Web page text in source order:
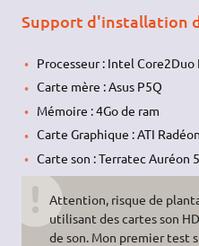
Support d'installation
Processeur : Intel Core2Duo
Carte mère : Asus P5Q
Mémoire : 4Go de ram
Carte Graphique : ATI
Carte son : Terratec Auréon
Attention, risque de
utilisant des cartes son
de son. Mon premier test